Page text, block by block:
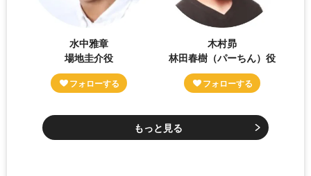
水中雅章
場地圭介役
木村昴
林田春樹（パーちん）役
もっと見る